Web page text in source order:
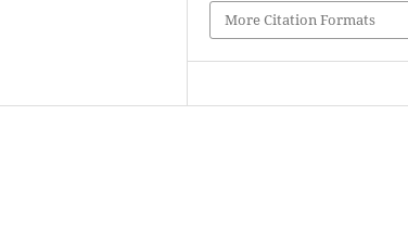
More Citation Formats